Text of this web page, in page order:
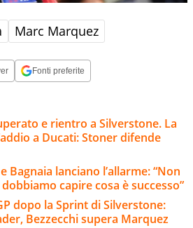
Marc Marquez
Fonti preferite
e rientro a Silverstone. La
a Ducati: Stoner difende
Bagnaia lanciano l’allarme: “Non
capire cosa è successo”
dopo la Sprint di Silverstone:
Bezzecchi supera Marquez